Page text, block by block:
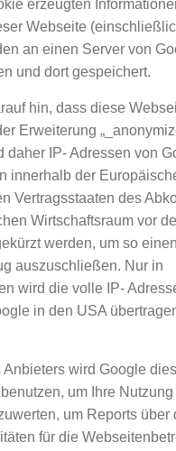
erzeugten
Webseite
an einen Server von
und dort gespeichert.
hin, dass diese
Erweiterung
daher IP- Adressen von
innerhalb der
Vertragsstaaten des
Wirtschaftsraum vor
werden, um so
auszuschließen. Nur in
wird die volle IP-
in den USA
Anbieters wird Google
um Ihre
um Reports über
für die